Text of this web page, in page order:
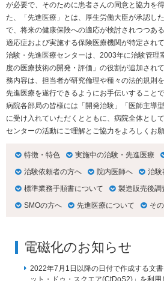
が必要で、そのために患者さんの同意と協力を
た、「先進医療」とは、厚生労働大臣が承認し
で、将来の健康保険への適応が検討されつつあ
適応症および実施する保険医療機関が特定されて
治験・先進医療センターは、 2003年に治験管理
度の医療技術の開発・評価」の役割が追加され
務内容は、担当者が研究倫理や種々の法的規則
先進医療を遂行できるようにお手伝いすることで
病院各部局の皆様には「開発治験」「医師主導
に受け入れていただくとともに、病院全体とし
センターの活動にご理解とご協力をよろしくお願
特徴・特色 実施中の治験・先進医療
治験依頼者の方へ
院内医師へ
治験
標準業務手順書について
製造販売後調
SMOの方へ
先進医療について そ
電磁化のお知らせ
2022年7月1日以降の日付で作成する文
ット・ドゥ・スクエア(CtDoS2)」を利